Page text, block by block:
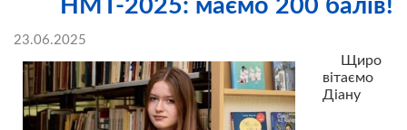
НМТ-2025: маємо 200 балів!
23.06.2025
Щиро
вітаємо
Діану